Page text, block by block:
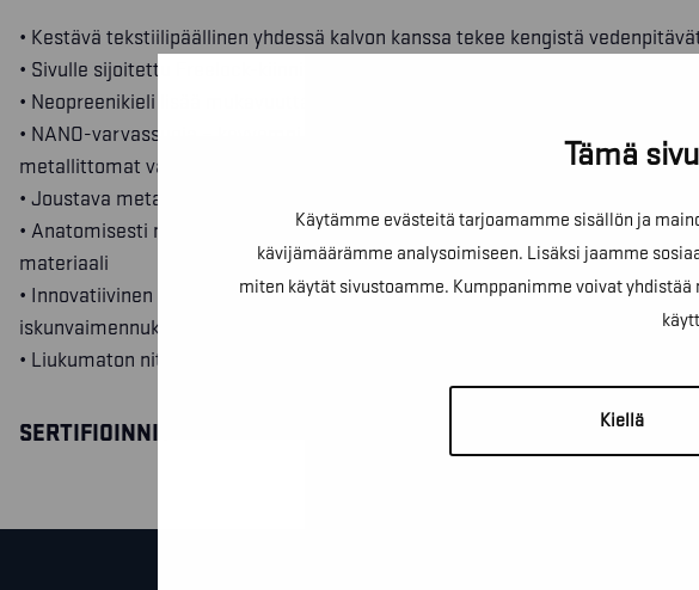
Tämä
Käytämme evästeitä tarjoamamme sisällön ja
kävijämäärämme analysoimiseen. Lisäksi jaamme
miten käytät sivustoamme. Kumppanimme voivat
Kiellä
• Kestävä tekstiilipäällinen yhdessä kalvon kanssa tekee kengistä
• Sivulle sijoitettu Freelock-kiinnitys
• Neopreenikieli lisää mukavuutta
• NANO-varvassuoja – kevyempi, vahvempi ja ohuempi kuin muut
metallittomat varvassuojat
• Joustava metalliton PS-naulaanastumissuoja
• Anatomisesti muotoiltu pohjallinen, pehmeä ja iskunvaimentava ETPU-
materiaali
• Innovatiivinen TRIPLE DENSITY pohjarakenne takaa ainutlaatuisen
iskunvaimennuksen
• Liukumaton nitriilikumipohja
SERTIFIOINNIT